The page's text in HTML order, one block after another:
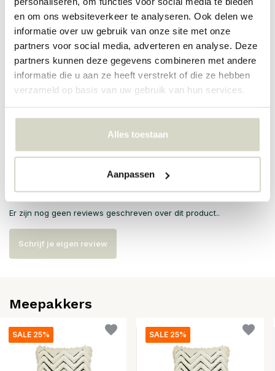
en om ons websiteverkeer te analyseren. Ook delen we
informatie over uw gebruik van onze site met onze
partners voor social media, adverteren en analyse. Deze
partners kunnen deze gegevens combineren met andere
informatie die u aan ze heeft verstrekt of die ze hebben
verzameld op basis van uw gebruik van hun services.
Alles toestaan
Aanpassen
de hand met warm water en milde zeep. Geschikt voor zowel
warme als koude dranken.
PRODUCTSPECIFICATIES
5708309180250
Er zijn nog geen reviews geschreven over dit product..
Schrijf je eigen review
Meepakkers
SALE 25% SALE 25%